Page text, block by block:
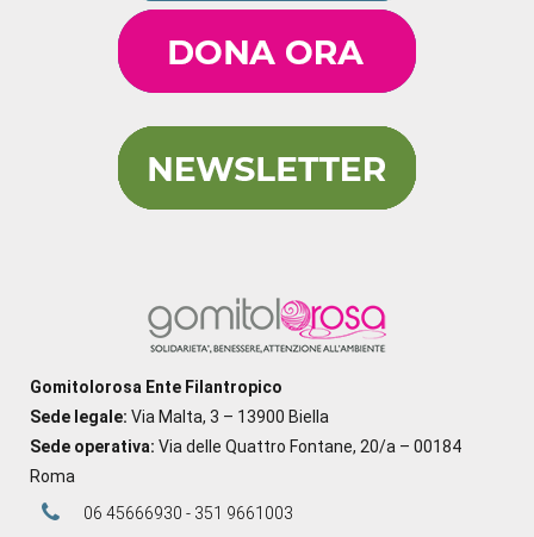
Gomitolorosa Ente Filantropico
Sede legale: Via Malta, 3 – 13900 Biella
Sede operativa: Via delle Quattro Fontane, 20/a – 00184
Roma
06 45666930 - 351 9661003